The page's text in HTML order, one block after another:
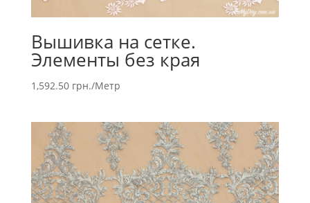
Вышивка на сетке.
Элементы без края
1,592.50 грн./Метр